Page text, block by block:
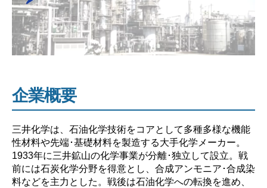
企
業
研
務？
や
ば
い？】”
企業概要
三井化学は、石油化学技術をコアとして多種多様な機能
性材料や先端･基礎材料を製造する大手化学メーカー。
1933年に三井鉱山の化学事業が分離･独立して設立。戦
前には石炭化学分野を得意とし、合成アンモニア･合成染
料などを主力とした。戦後は石油化学への転換を進め、